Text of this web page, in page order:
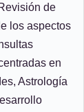
de
los aspectos
en
Astrología